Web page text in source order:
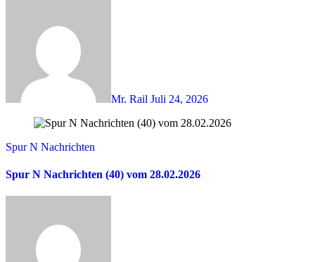
Mr. Rail Juli 24, 2026
Spur N Nachrichten
Spur N Nachrichten (40) vom 28.02.2026